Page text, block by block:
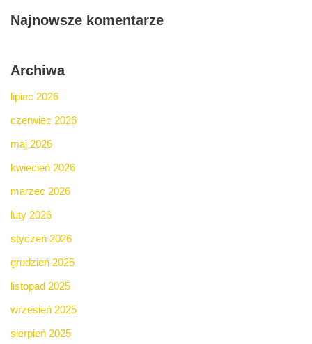
Najnowsze komentarze
Archiwa
lipiec 2026
czerwiec 2026
maj 2026
kwiecień 2026
marzec 2026
luty 2026
styczeń 2026
grudzień 2025
listopad 2025
wrzesień 2025
sierpień 2025